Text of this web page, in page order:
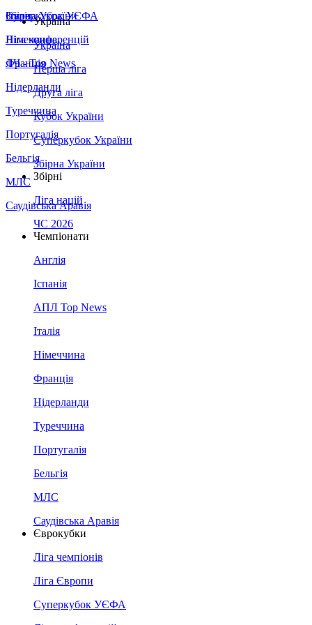
Збірна України
Італія
Німеччина
Франція
Нідерланди
Туреччина
Португалія
Бельгія
МЛС
Саудівська Аравія
Суперкубок УЄФА
Ліга конференцій
ЛЧ - Top News
Україна
Україна
Перша ліга
Друга ліга
Кубок України
Суперкубок України
Збірна України
Збірні
Ліга націй
ЧС 2026
Чемпіонати
Англія
Іспанія
АПЛ Top News
Італія
Німеччина
Франція
Нідерланди
Туреччина
Португалія
Бельгія
МЛС
Саудівська Аравія
Єврокубки
Ліга чемпіонів
Ліга Європи
Суперкубок УЄФА